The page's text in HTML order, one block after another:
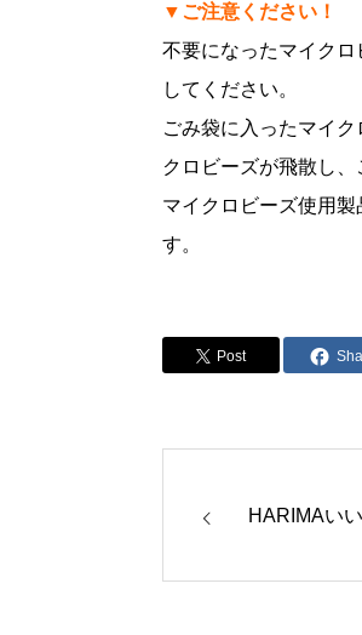
▼ご注意ください！
不要になったマイク
してください。
ごみ袋に入ったマイ
クロビーズが飛散し、
マイクロビーズ使用製
す。
Post
HARIMAい